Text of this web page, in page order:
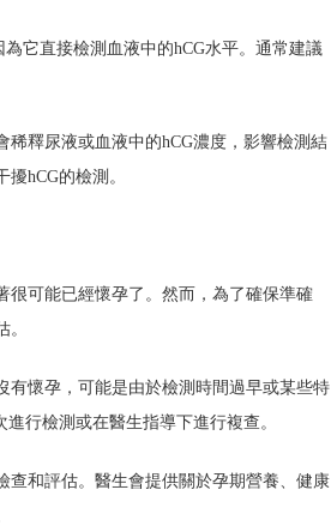
它直接檢測血液中的hCG水平。通常建議
釋尿液或血液中的hCG濃度，影響檢測結
hCG的檢測。
很可能已經懷孕了。然而，為了確保準確
有懷孕，可能是由於檢測時間過早或某些特
行檢測或在醫生指導下進行複查。
查和評估。醫生會提供關於孕期營養、健康